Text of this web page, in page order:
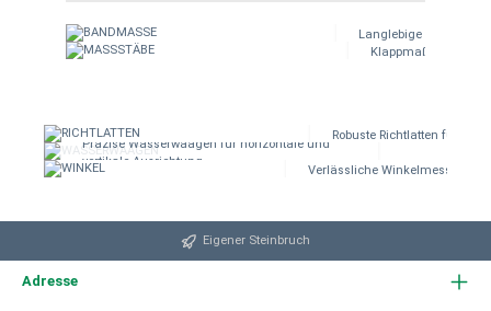
Langlebige
Klappmaßstäbe für
Robuste Richtlatten für
Hier klicken!
Präzise Wasserwaagen für horizontale und
vertikale Ausrichtung.
WINKEL
Verlässliche Winkelmesser für
Eigener Steinbruch
Adresse